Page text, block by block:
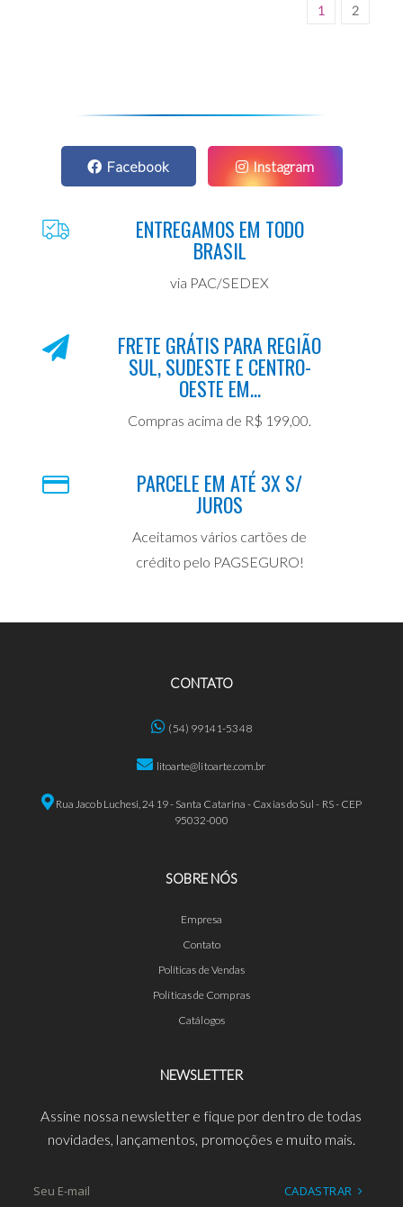
1 2
Facebook Instagram
ENTREGAMOS EM TODO
BRASIL
via PAC/SEDEX
FRETE GRÁTIS PARA REGIÃO
SUL, SUDESTE E CENTRO-
OESTE EM...
Compras acima de R$ 199,00.
PARCELE EM ATÉ 3X S/
JUROS
Aceitamos vários cartões de
crédito pelo PAGSEGURO!
CONTATO
(54) 99141-5348
litoarte@litoarte.com.br
Rua Jacob Luchesi, 2419 - Santa Catarina - Caxias do Sul - RS - CEP
95032-000
SOBRE NÓS
Empresa
Contato
Políticas de Vendas
Políticas de Compras
Catálogos
NEWSLETTER
Assine nossa newsletter e fique por dentro de todas
novidades, lançamentos, promoções e muito mais.
CADASTRAR